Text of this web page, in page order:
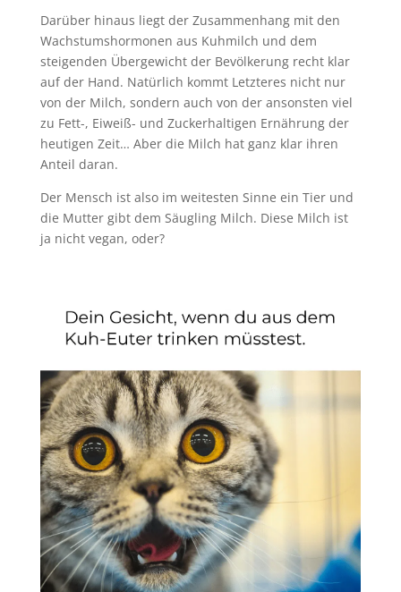
Darüber hinaus liegt der Zusammenhang mit den
Wachstumshormonen aus Kuhmilch und dem
steigenden Übergewicht der Bevölkerung recht klar
auf der Hand. Natürlich kommt Letzteres nicht nur
von der Milch, sondern auch von der ansonsten viel
zu Fett-, Eiweiß- und Zuckerhaltigen Ernährung der
heutigen Zeit… Aber die Milch hat ganz klar ihren
Anteil daran.
Der Mensch ist also im weitesten Sinne ein Tier und
die Mutter gibt dem Säugling Milch. Diese Milch ist
ja nicht vegan, oder?